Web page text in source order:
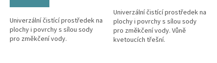
Univerzální čistící prostředek na
plochy i povrchy s sílou sody
pro změkčení vody.
Univerzální čistící prostředek na
plochy i povrchy s sílou sody
pro změkčení vody. Vůně
kvetoucích třešní.